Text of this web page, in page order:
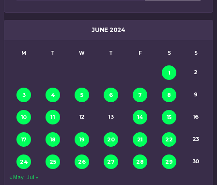
JUNE 2024
M T W T F S S
1 2
3 4 5 6 7 8 9
10 11 12 13 14 15 16
17 18 19 20 21 22 23
24 25 26 27 28 29 30
« May Jul »